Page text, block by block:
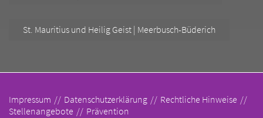
St. Mauritius und Heilig Geist | Meerbusch-Büderich
Impressum Datenschutzerklärung
Rechtliche Hinweise
Stellenangebote
Prävention